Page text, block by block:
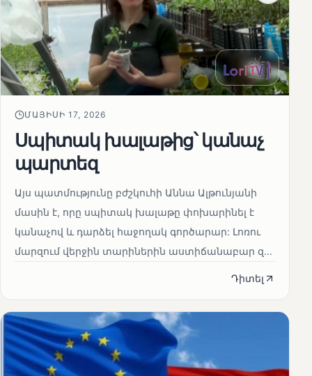
ՄԱՅԻՍԻ 17, 2026
Սպիտակ խալաթից՝ կանաչ
պարտեզ
Այս պատմությունը բժշկուհի Աննա Ալթունյանի
մասին է, որը սպիտակ խալաթը փոխարինել է
կանաչով և դարձել հաջողակ գործարար: Լոռու
մարզում վերջին տարիներին աստիճանաբար զ...
Դիտել